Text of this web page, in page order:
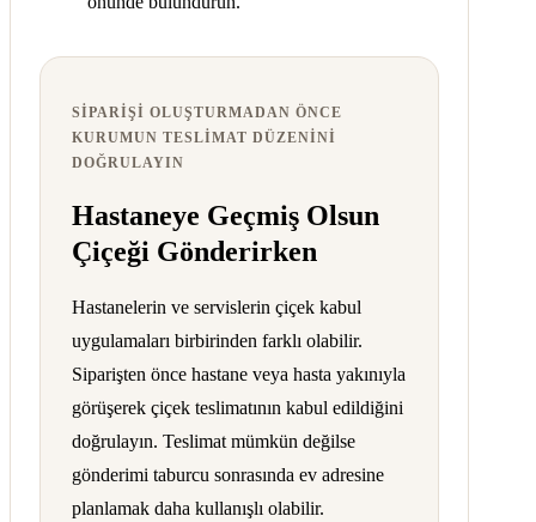
SIPARIŞI OLUŞTURMADAN ÖNCE
KURUMUN TESLIMAT DÜZENINI
DOĞRULAYIN
Hastaneye Geçmiş Olsun
Çiçeği Gönderirken
Hastanelerin ve servislerin çiçek kabul
uygulamaları birbirinden farklı olabilir.
Siparişten önce hastane veya hasta yakınıyla
görüşerek çiçek teslimatının kabul edildiğini
doğrulayın. Teslimat mümkün değilse
gönderimi taburcu sonrasında ev adresine
planlamak daha kullanışlı olabilir.